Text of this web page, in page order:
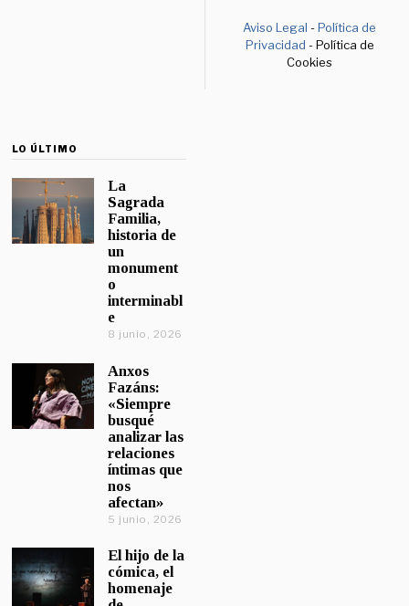
Aviso Legal -Política de
Privacidad - Política de
Cookies
LO ÚLTIMO
La
Sagrada
Familia,
historia de
un
monument
o
interminabl
e
8 junio, 2026
Anxos
Fazáns:
«Siempre
busqué
analizar las
relaciones
íntimas que
nos
afectan»
5 junio, 2026
El hijo de la
cómica, el
homenaje